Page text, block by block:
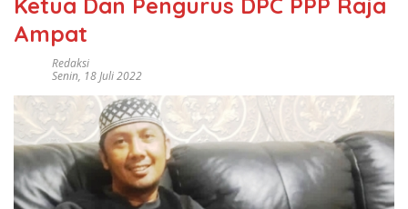
Ketua Dan Pengurus DPC PPP Raja
Ampat
Redaksi
Senin, 18 Juli 2022